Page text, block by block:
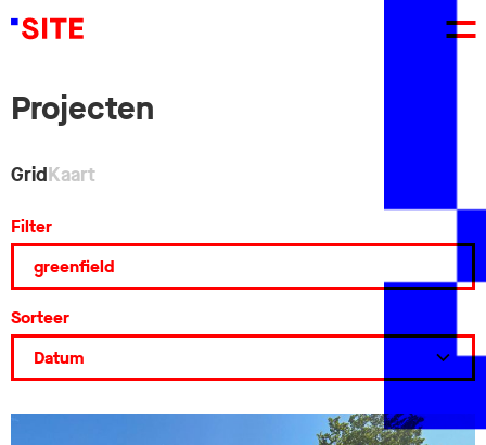
Projecten
GridKaart
Filter
Sorteer